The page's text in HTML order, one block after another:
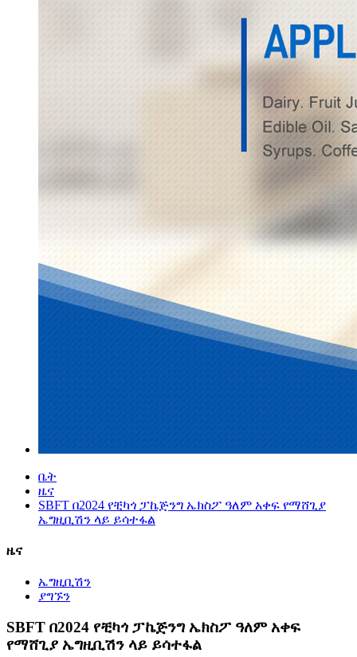
ቤት
ዜና
SBFT በ2024 የቺካጎ ፓኬጅንግ ኤክስፖ ዓለም አቀፍ የማሸጊያ
ኤግዚቢሽን ላይ ይሳተፋል
ዜና
ኤግዚቢሽን
ያግኙን
SBFT በ2024 የቺካጎ ፓኬጅንግ ኤክስፖ ዓለም አቀፍ
የማሸጊያ ኤግዚቢሽን ላይ ይሳተፋል